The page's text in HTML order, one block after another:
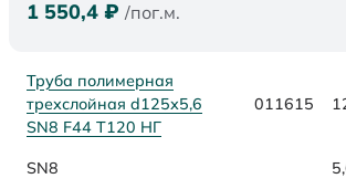
1 550,4 ₽ /пог.м.
Труба полимерная
трехслойная d125х5,6
SN8 F44 Т120 НГ
011615
SN8